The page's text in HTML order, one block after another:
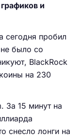
и
сегодня пробил
было со
BlackRock
на 230
За 15 минут на
снесло лонги на